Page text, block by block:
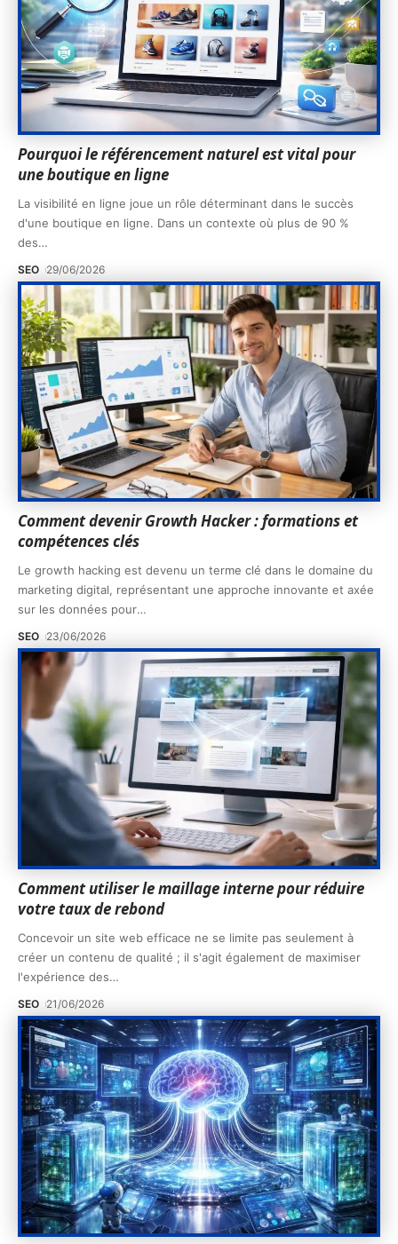
Pourquoi le référencement naturel est vital pour
une boutique en ligne
La visibilité en ligne joue un rôle déterminant dans le succès
d'une boutique en ligne. Dans un contexte où plus de 90 %
des…
SEO 29/06/2026
Comment devenir Growth Hacker : formations et
compétences clés
Le growth hacking est devenu un terme clé dans le domaine du
marketing digital, représentant une approche innovante et axée
sur les données pour…
SEO 23/06/2026
Comment utiliser le maillage interne pour réduire
votre taux de rebond
Concevoir un site web efficace ne se limite pas seulement à
créer un contenu de qualité ; il s'agit également de maximiser
l'expérience des…
SEO 21/06/2026